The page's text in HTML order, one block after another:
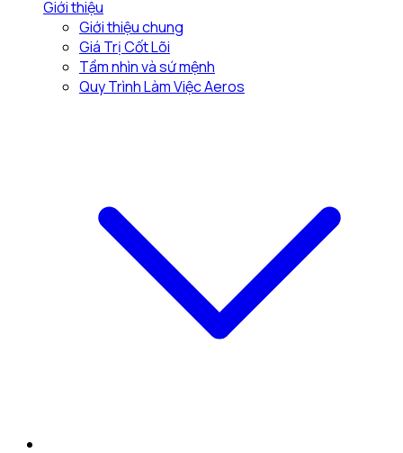
Giới thiệu
Giới thiệu chung
Giá Trị Cốt Lõi
Tầm nhìn và sứ mệnh
Quy Trình Làm Việc Aeros